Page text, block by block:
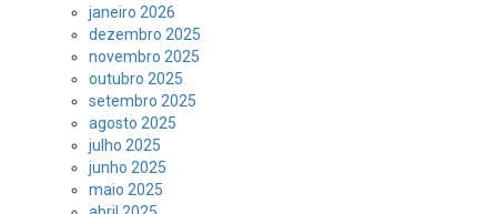
janeiro 2026
dezembro 2025
novembro 2025
outubro 2025
setembro 2025
agosto 2025
julho 2025
junho 2025
maio 2025